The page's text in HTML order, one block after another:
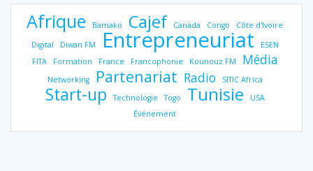
Afrique Bamako Cajef Canada Congo
Côte d'Ivoire
Digital
Diwan FM Entrepreneuriat
ESEN
FITA
Formation France Francophonie Kounouz FM Média
Networking Partenariat Radio SITIC Africa
Start-up Technologie Togo Tunisie
USA
Évènement